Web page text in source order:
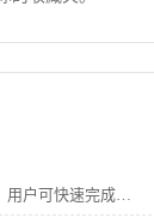
google浏览器提供Windows和Mac版下载和安装流程，用户可快速完成跨平台安装和基础配置，确保功能完整和系统兼容性，提高桌面端操作效率和使用体验。